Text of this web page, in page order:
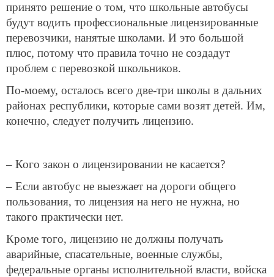
принято решение о том, что школьные автобусы
будут водить профессиональные лицензированные
перевозчики, нанятые школами. И это большой
плюс, потому что правила точно не создадут
проблем с перевозкой школьников.
По-моему, осталось всего две-три школы в дальних
районах республики, которые сами возят детей. Им,
конечно, следует получить лицензию.
– Кого закон о лицензировании не касается?
– Если автобус не выезжает на дороги общего
пользования, то лицензия на него не нужна, но
такого практически нет.
Кроме того, лицензию не должны получать
аварийные, спасательные, военные службы,
федеральные органы исполнительной власти, войска